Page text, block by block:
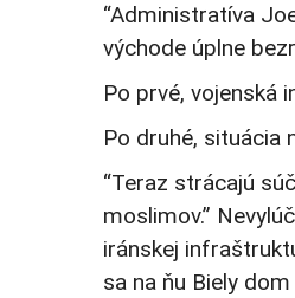
“Administratíva
východe úplne
Po prvé, vojenská
Po druhé, situácia
“Teraz strácajú
moslimov.”
iránskej
sa na ňu Biely